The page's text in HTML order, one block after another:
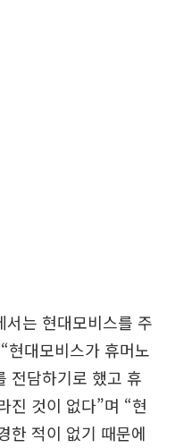
는 현대모비스를 주
현대모비스가 휴머노
전담하기로 했고 휴
진 것이 없다”며 “현
한 적이 없기 때문에